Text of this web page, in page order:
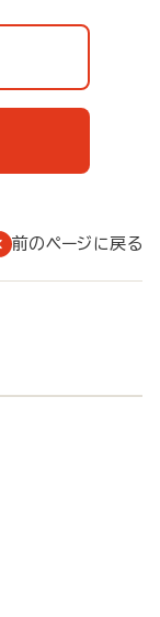
前のページに戻る